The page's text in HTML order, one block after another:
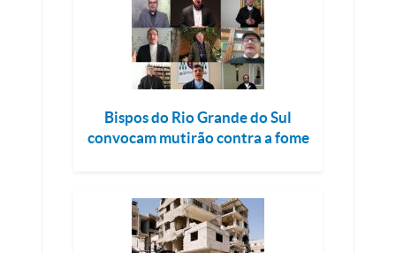
Bispos do Rio Grande do Sul
convocam mutirão contra a fome